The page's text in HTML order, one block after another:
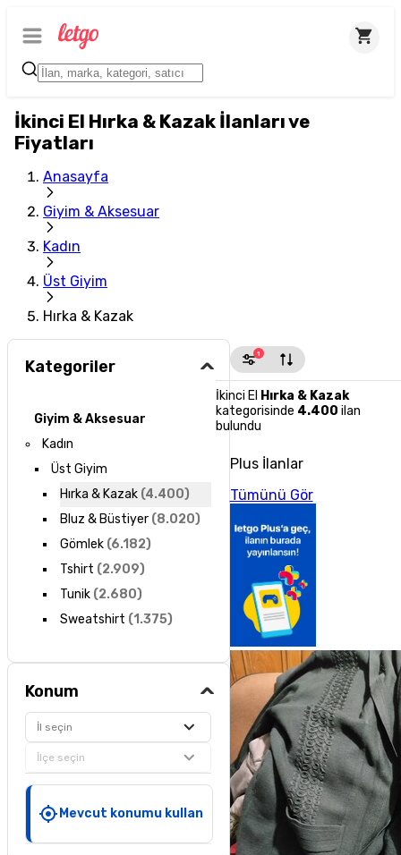
İkinci El Hırka & Kazak İlanları ve
Fiyatları
Anasayfa
Giyim & Aksesuar
Kadın
Üst Giyim
Hırka & Kazak
Kategoriler
Giyim & Aksesuar
Kadın
Üst Giyim
Hırka & Kazak(4.400)
Bluz & Büstiyer(8.020)
Gömlek(6.182)
Tshirt (2.909)
Tunik(2.680)
Sweatshirt (1.375)
Konum
İl seçin
İlçe seçin
Mevcut konumu kullan
1
İkinci El Hırka & Kazak
kategorisinde 4.400 ilan
bulundu
Plus İlanlar
Tümünü Gör